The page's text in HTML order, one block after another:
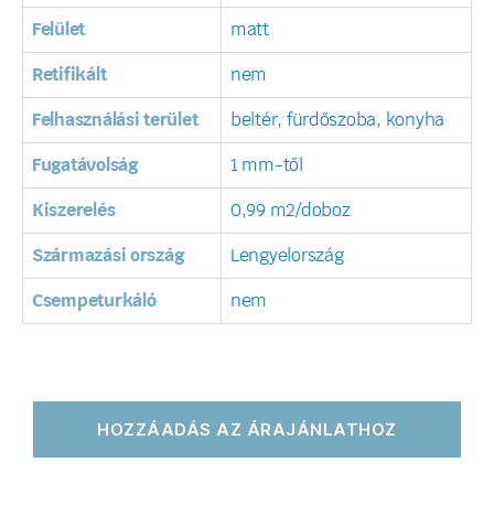
Felület matt
Retifikált nem
Felhasználási terület beltér, fürdőszoba, konyha
Fugatávolság 1 mm-től
Kiszerelés 0,99 m2/doboz
Származási ország Lengyelország
Csempeturkáló nem
HOZZÁADÁS AZ ÁRAJÁNLATHOZ